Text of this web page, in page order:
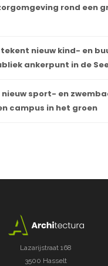
rond een
nieuw kind- en
ankerpunt in de
nieuw sport- en
campus in het groen
Lazarijstraat 168
3500 Hasselt